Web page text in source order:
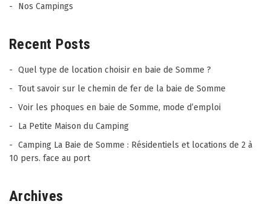
Nos Campings
Recent Posts
Quel type de location choisir en baie de Somme ?
Tout savoir sur le chemin de fer de la baie de Somme
Voir les phoques en baie de Somme, mode d’emploi
La Petite Maison du Camping
Camping La Baie de Somme : Résidentiels et locations de 2 à
10 pers. face au port
Archives